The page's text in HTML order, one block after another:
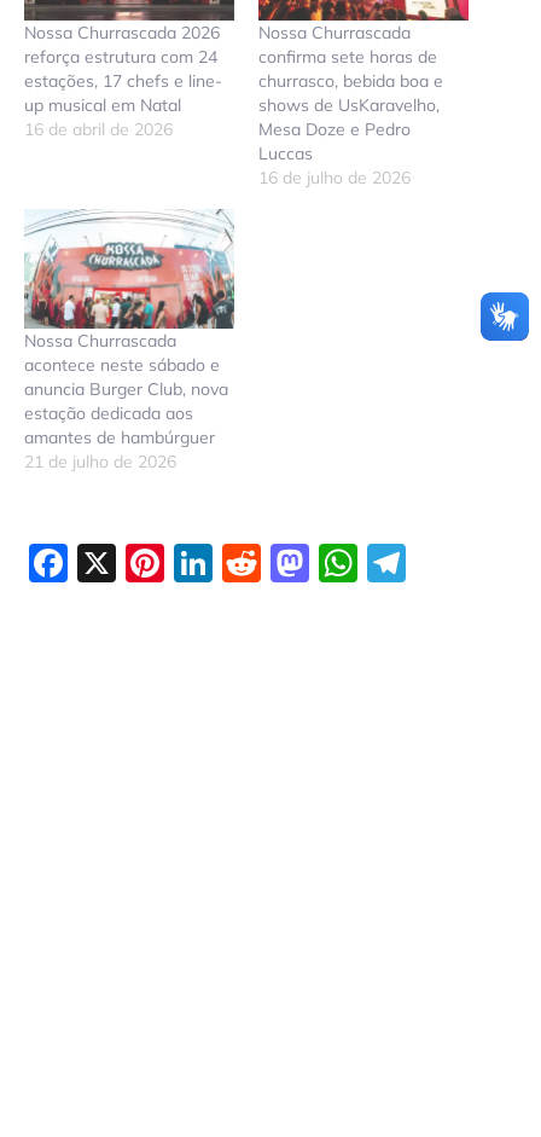
Nossa Churrascada 2026
reforça estrutura com 24
estações, 17 chefs e line-
up musical em Natal
16 de abril de 2026
Nossa Churrascada
confirma sete horas de
churrasco, bebida boa e
shows de UsKaravelho,
Mesa Doze e Pedro
Luccas
16 de julho de 2026
Nossa Churrascada
acontece neste sábado e
anuncia Burger Club, nova
estação dedicada aos
amantes de hambúrguer
21 de julho de 2026
Facebook
X Pinterest
LinkedIn
Reddit
Mastodon